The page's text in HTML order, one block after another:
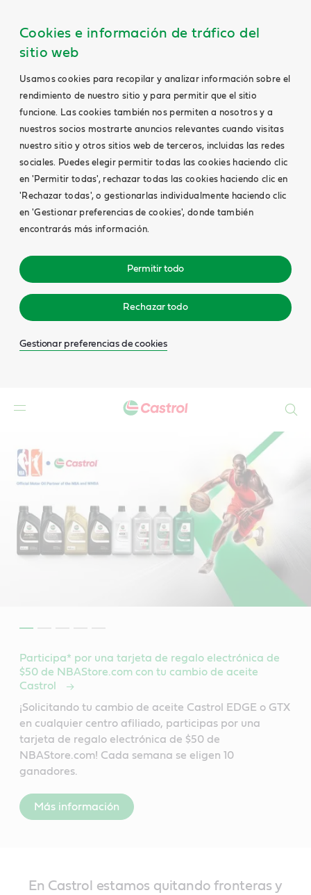
Cookies e información de tráfico del
sitio web
Usamos cookies para recopilar y analizar información sobre el
rendimiento de nuestro sitio y para permitir que el sitio
funcione. Las cookies también nos permiten a nosotros y a
nuestros socios mostrarte anuncios relevantes cuando visitas
nuestro sitio y otros sitios web de terceros, incluidas las redes
sociales. Puedes elegir permitir todas las cookies haciendo clic
en 'Permitir todas', rechazar todas las cookies haciendo clic en
'Rechazar todas', o gestionarlas individualmente haciendo clic
en 'Gestionar preferencias de cookies', donde también
encontrarás más información.
Permitir todo
Rechazar todo
Gestionar preferencias de cookies
Participa* por una tarjeta de regalo electrónica de
$50 de NBAStore.com con tu cambio de aceite
Castrol
¡Solicitando tu cambio de aceite Castrol EDGE o GTX
en cualquier centro afiliado, participas por una
tarjeta de regalo electrónica de $50 de
NBAStore.com! Cada semana se eligen 10
ganadores.
Más información
En Castrol estamos quitando fronteras y